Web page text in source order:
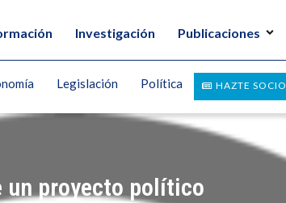
Investigación Publicaciones
HAZTE SOCIO
Legislación Política
un proyecto político